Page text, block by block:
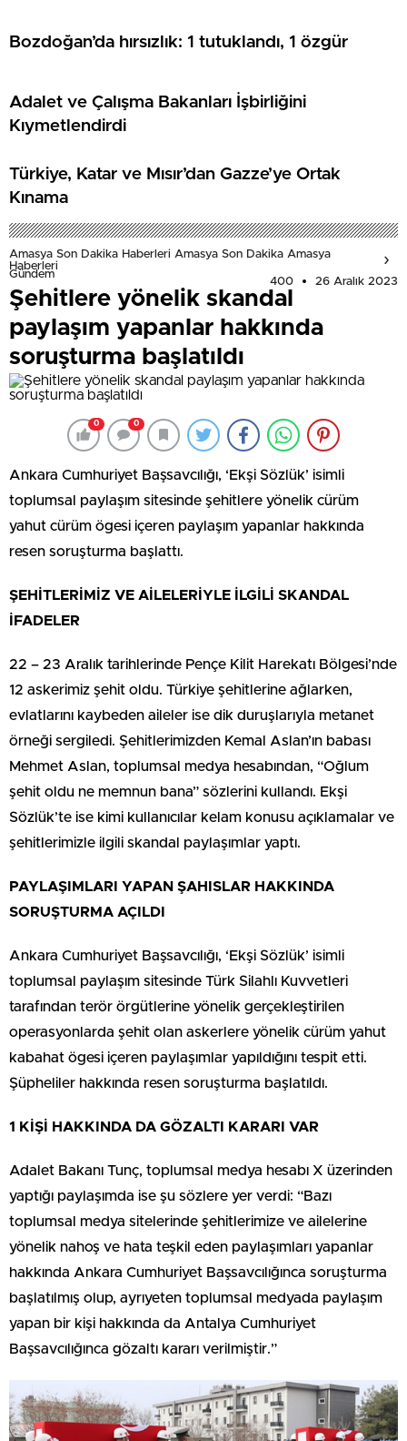
Bozdoğan’da hırsızlık: 1 tutuklandı, 1 özgür
Adalet ve Çalışma Bakanları İşbirliğini
Kıymetlendirdi
Türkiye, Katar ve Mısır’dan Gazze’ye Ortak
Kınama
Amasya Son Dakika Haberleri Amasya Son Dakika Amasya
Haberleri
Gündem
400 26 Aralık 2023
Şehitlere yönelik skandal
paylaşım yapanlar hakkında
soruşturma başlatıldı
0 0
Ankara Cumhuriyet Başsavcılığı, ‘Ekşi Sözlük’ isimli
toplumsal paylaşım sitesinde şehitlere yönelik cürüm
yahut cürüm ögesi içeren paylaşım yapanlar hakkında
resen soruşturma başlattı.
ŞEHİTLERİMİZ VE AİLELERİYLE İLGİLİ SKANDAL
İFADELER
22 – 23 Aralık tarihlerinde Pençe Kilit Harekatı Bölgesi’nde
12 askerimiz şehit oldu. Türkiye şehitlerine ağlarken,
evlatlarını kaybeden aileler ise dik duruşlarıyla metanet
örneği sergiledi. Şehitlerimizden Kemal Aslan’ın babası
Mehmet Aslan, toplumsal medya hesabından, “Oğlum
şehit oldu ne memnun bana” sözlerini kullandı. Ekşi
Sözlük’te ise kimi kullanıcılar kelam konusu açıklamalar ve
şehitlerimizle ilgili skandal paylaşımlar yaptı.
PAYLAŞIMLARI YAPAN ŞAHISLAR HAKKINDA
SORUŞTURMA AÇILDI
Ankara Cumhuriyet Başsavcılığı, ‘Ekşi Sözlük’ isimli
toplumsal paylaşım sitesinde Türk Silahlı Kuvvetleri
tarafından terör örgütlerine yönelik gerçekleştirilen
operasyonlarda şehit olan askerlere yönelik cürüm yahut
kabahat ögesi içeren paylaşımlar yapıldığını tespit etti.
Şüpheliler hakkında resen soruşturma başlatıldı.
1 KİŞİ HAKKINDA DA GÖZALTI KARARI VAR
Adalet Bakanı Tunç, toplumsal medya hesabı X üzerinden
yaptığı paylaşımda ise şu sözlere yer verdi: “Bazı
toplumsal medya sitelerinde şehitlerimize ve ailelerine
yönelik nahoş ve hata teşkil eden paylaşımları yapanlar
hakkında Ankara Cumhuriyet Başsavcılığınca soruşturma
başlatılmış olup, ayrıyeten toplumsal medyada paylaşım
yapan bir kişi hakkında da Antalya Cumhuriyet
Başsavcılığınca gözaltı kararı verilmiştir.”